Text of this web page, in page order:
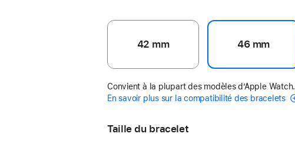
42 mm 46 mm
Convient à la plupart des modèles d’Apple Watch.
En savoir plus sur la compatibilité des bracelets
Taille du bracelet